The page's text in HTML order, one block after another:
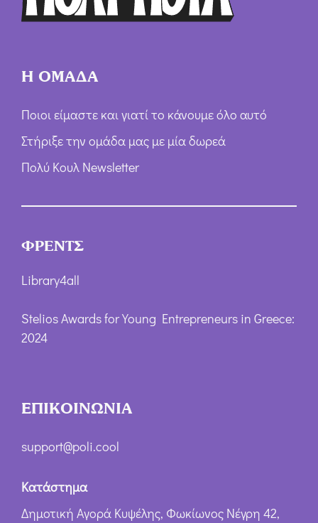
Η ΟΜΑΔΑ
Ποιοι είμαστε και γιατί το κάνουμε όλο αυτό
Στήριξε την ομάδα μας με μία δωρεά
Πολύ Κουλ Newsletter
ΦΡΕΝΤΣ
Library4all
Stelios Awards for Young Entrepreneurs in Greece:
2024
ΕΠΙΚΟΙΝΩΝΙΑ
support@poli.cool
Κατάστημα
Δημοτική Αγορά Κυψέλης, Φωκίωνος Νέγρη 42,